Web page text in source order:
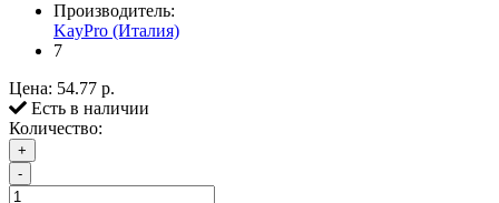
Производитель:
KayPro (Италия)
7
Цена: 54.77 р.
Есть в наличии
Количество:
+
-